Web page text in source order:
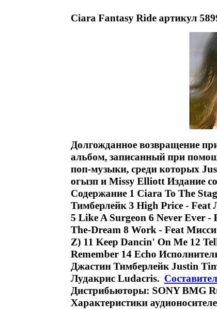
Ciara Fantasy Ride артикул
Долгожданное возвращение
альбом, записанный при
поп-музыки, среди которых
огызп и Missy Elliott Издание
Содержание 1 Ciara To The
Тимберлейк 3 High Price - Feat
5 Like A Surgeon 6 Never Ever -
The-Dream 8 Work - Feat
Z) 11 Keep Dancin' On Me 12
Remember 14 Echo
Джастин Тимберлейк Justin
Лудакрис Ludacris.
Дистрибьюторы: SONY BMG
Характеристики